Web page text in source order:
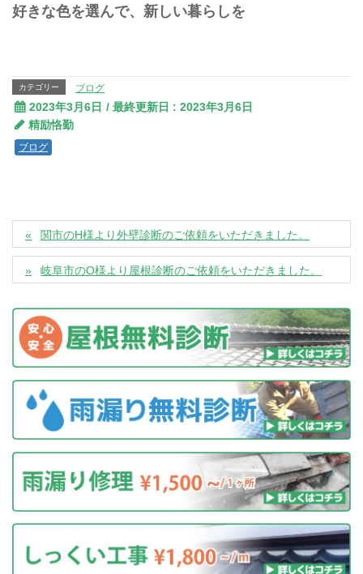
好きな色を選んで、新しい暮らしを
カテゴリー ブログ
2023年3月6日 / 最終更新日 : 2023年3月6日
精励恪勤
ブログ
関市のH様より外壁診断のご依頼をいただきました。
岐阜市のO様より屋根診断のご依頼をいただきました。